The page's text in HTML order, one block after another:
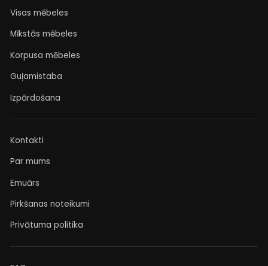
Visas mēbeles
Mīkstās mēbeles
Korpusa mēbeles
Guļamistaba
Izpārdošana
Kontakti
Par mums
Emuārs
Pirkšanas noteikumi
Privātuma politika